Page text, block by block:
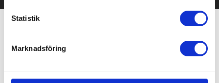
Statistik
Marknadsföring